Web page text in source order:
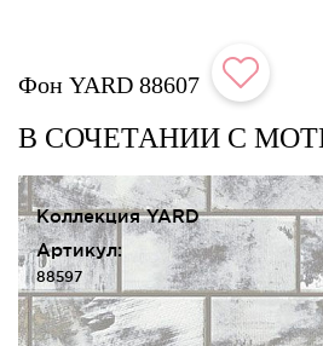
Фон YARD 88607
В СОЧЕТАНИИ С
Коллекция YARD
Артикул:
88597